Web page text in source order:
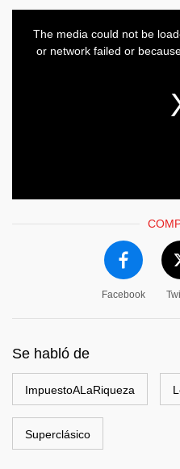
Facebook
Se habló de
ImpuestoALaRiqueza
Superclásico